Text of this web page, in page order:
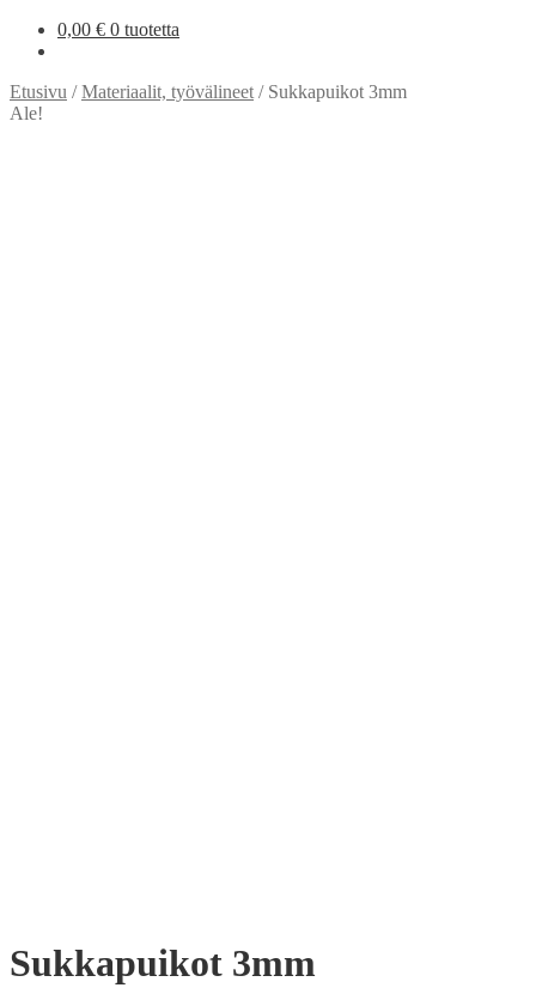
0,00 € 0 tuotetta
Etusivu /Materiaalit, työvälineet / Sukkapuikot 3mm
Ale!
Sukkapuikot 3mm